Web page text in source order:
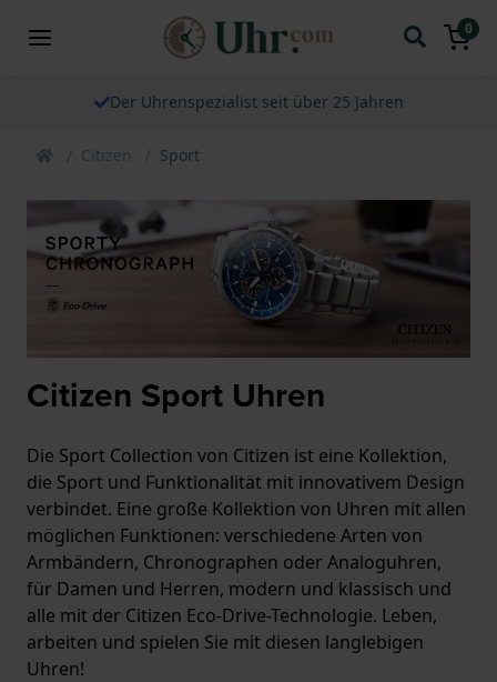
0
Der Uhrenspezialist seit über 25 Jahren
Citizen Sport
Citizen Sport Uhren
Die Sport Collection von Citizen ist eine Kollektion,
die Sport und Funktionalität mit innovativem Design
verbindet. Eine große Kollektion von Uhren mit allen
möglichen Funktionen: verschiedene Arten von
Armbändern, Chronographen oder Analoguhren,
für Damen und Herren, modern und klassisch und
alle mit der Citizen Eco-Drive-Technologie. Leben,
arbeiten und spielen Sie mit diesen langlebigen
Uhren!